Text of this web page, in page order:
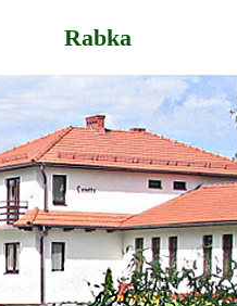
Rabka